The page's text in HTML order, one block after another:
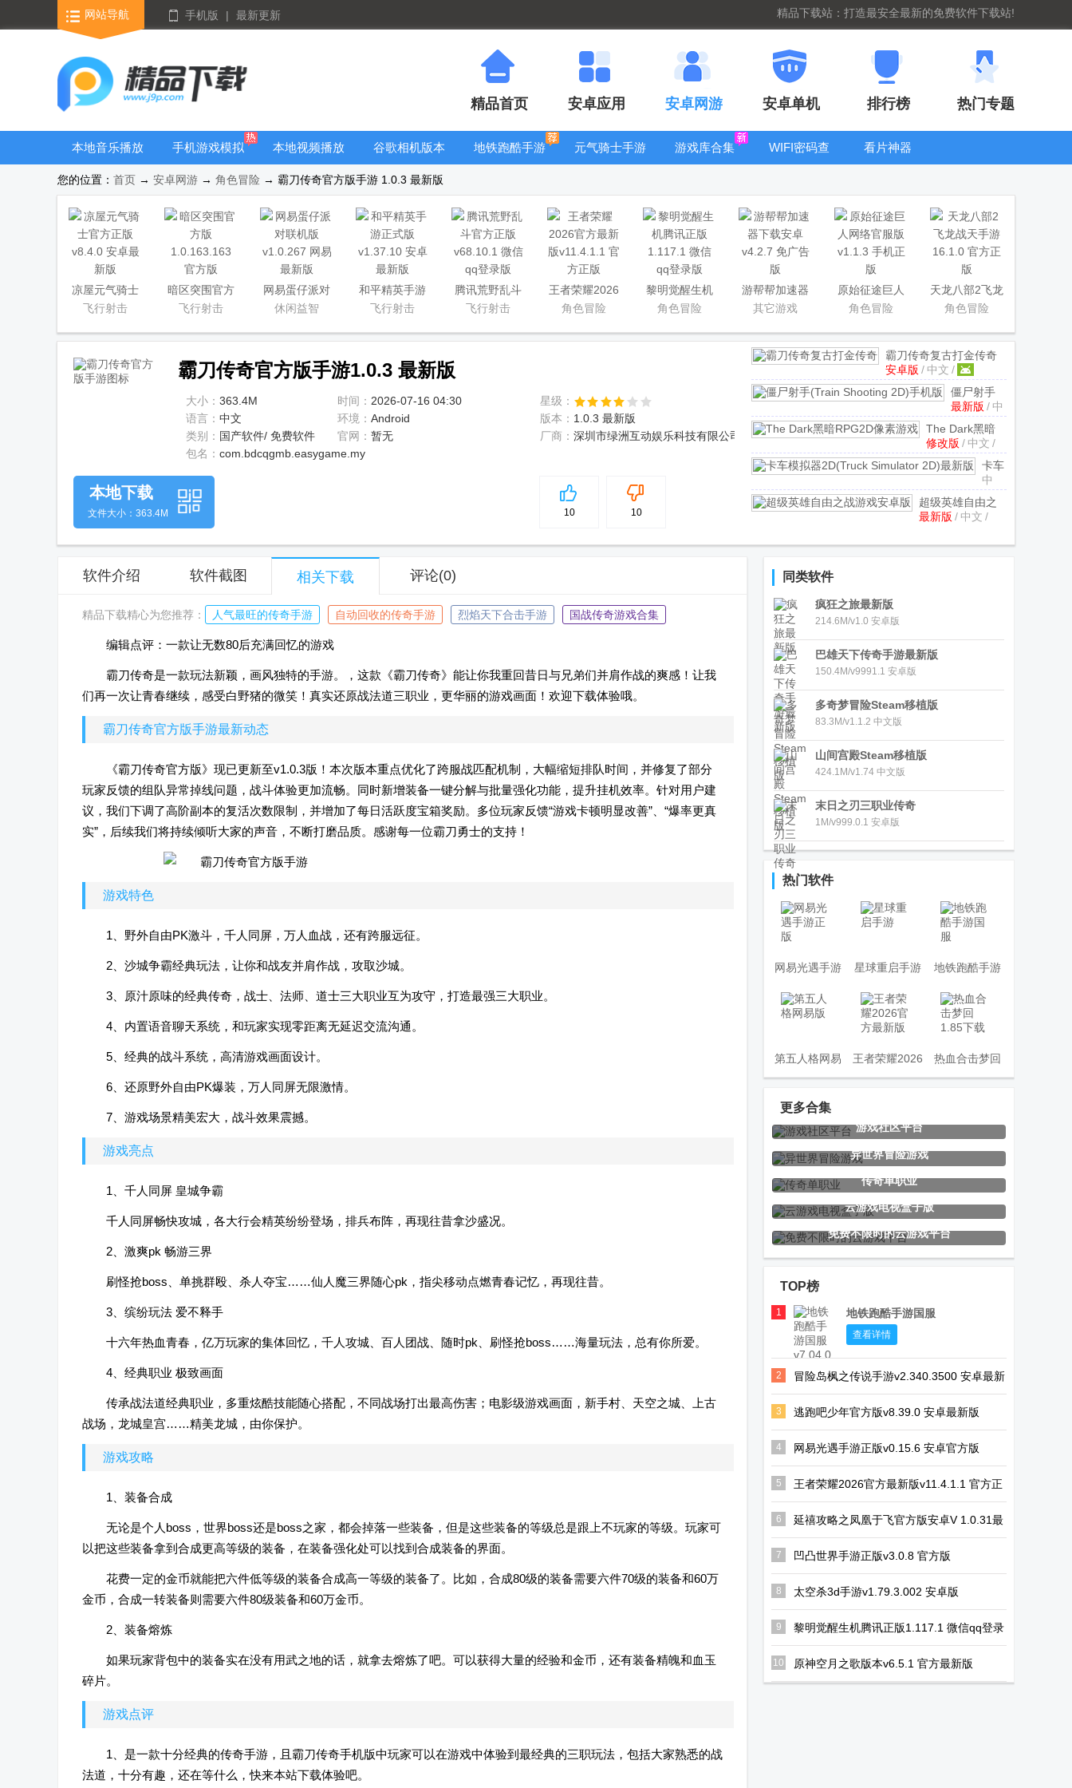
网站导航 手机版 | 最新更新 精品下载站：打造最安全最新的免费软件下载站!
精品首页 安卓应用 安卓网游 安卓单机 排行榜 热门专题
本地音乐播放
手机游戏模拟
本地视频播放
谷歌相机版本
地铁跑酷手游
元气骑士手游
游戏库合集
WIFI密码查
看片神器
您的位置： 首页 → 安卓网游 → 角色冒险 → 霸刀传奇官方版手游 1.0.3 最新版
凉屋元气骑士
官方正版
飞行射击
暗区突围官方
版
飞行射击
网易蛋仔派对
联机版
休闲益智
和平精英手游
正式版
飞行射击
腾讯荒野乱斗
官方正版
飞行射击
王者荣耀2026
官方最新版
角色冒险
黎明觉醒生机
腾讯正版
角色冒险
游帮帮加速器
下载安卓
其它游戏
原始征途巨人
网络官服版
角色冒险
天龙八部2飞龙
战天手游
角色冒险
霸刀传奇官方版手游1.0.3 最新版
大小： 363.4M 时间： 2026-07-16 04:30
星级：
语言： 中文 环境： Android 版本： 1.0.3 最新版
类别： 国产软件/ 免费软件 官网： 暂无 厂商： 深圳市绿洲互动娱乐科技有限公司
包名： com.bdcqgmb.easygame.my
霸刀传奇复古打金传奇
1.0.3 安卓版
安卓版 / 中文 /
僵尸射手
(Train
Shooting
2D)手机版
v1.5 最新
版
最新版 / 中
文/
The Dark黑暗
RPG2D像素游
戏2.0.2 内置修
改器
修改版 / 中文 /
卡车
模拟
器
2D(Truck
2D)
中
文 /
超级英雄自由之
战游戏安卓版
最新版 / 中文 /
5
10 10
本地下载
文件大小：363.4M
软件介绍 软件截图 相关下载 评论(0)
精品下载精心为您推荐： 人气最旺的传奇手游 自动回收的传奇手游 烈焰天下合击手游 国战传奇游戏合集
编辑点评：一款让无数80后充满回忆的游戏
霸刀传奇是一款玩法新颖，画风独特的手游。，这款《霸刀传奇》能让你我重回昔日与兄弟们并肩作战的爽感！让我
们再一次让青春继续，感受白野猪的微笑！真实还原战法道三职业，更华丽的游戏画面！欢迎下载体验哦。
霸刀传奇官方版手游最新动态
《霸刀传奇官方版》现已更新至v1.0.3版！本次版本重点优化了跨服战匹配机制，大幅缩短排队时间，并修复了部分
玩家反馈的组队异常掉线问题，战斗体验更加流畅。同时新增装备一键分解与批量强化功能，提升挂机效率。针对用户建
议，我们下调了高阶副本的复活次数限制，并增加了每日活跃度宝箱奖励。多位玩家反馈“游戏卡顿明显改善”、“爆率更真
实”，后续我们将持续倾听大家的声音，不断打磨品质。感谢每一位霸刀勇士的支持！
游戏特色
1、野外自由PK激斗，千人同屏，万人血战，还有跨服远征。
2、沙城争霸经典玩法，让你和战友并肩作战，攻取沙城。
3、原汁原味的经典传奇，战士、法师、道士三大职业互为攻守，打造最强三大职业。
4、内置语音聊天系统，和玩家实现零距离无延迟交流沟通。
5、经典的战斗系统，高清游戏画面设计。
6、还原野外自由PK爆装，万人同屏无限激情。
7、游戏场景精美宏大，战斗效果震撼。
游戏亮点
1、千人同屏 皇城争霸
千人同屏畅快攻城，各大行会精英纷纷登场，排兵布阵，再现往昔拿沙盛况。
2、激爽pk 畅游三界
刷怪抢boss、单挑群殴、杀人夺宝……仙人魔三界随心pk，指尖移动点燃青春记忆，再现往昔。
3、缤纷玩法 爱不释手
十六年热血青春，亿万玩家的集体回忆，千人攻城、百人团战、随时pk、刷怪抢boss……海量玩法，总有你所爱。
4、经典职业 极致画面
传承战法道经典职业，多重炫酷技能随心搭配，不同战场打出最高伤害；电影级游戏画面，新手村、天空之城、上古
战场，龙城皇宫……精美龙城，由你保护。
游戏攻略
1、装备合成
无论是个人boss，世界boss还是boss之家，都会掉落一些装备，但是这些装备的等级总是跟上不玩家的等级。玩家可
以把这些装备拿到合成更高等级的装备，在装备强化处可以找到合成装备的界面。
花费一定的金币就能把六件低等级的装备合成高一等级的装备了。比如，合成80级的装备需要六件70级的装备和60万
金币，合成一转装备则需要六件80级装备和60万金币。
2、装备熔炼
如果玩家背包中的装备实在没有用武之地的话，就拿去熔炼了吧。可以获得大量的经验和金币，还有装备精魄和血玉
碎片。
游戏点评
1、是一款十分经典的传奇手游，且霸刀传奇手机版中玩家可以在游戏中体验到最经典的三职玩法，包括大家熟悉的战
法道，十分有趣，还在等什么，快来本站下载体验吧。
同类软件
疯狂之旅最新版
214.6M/v1.0 安卓版
巴雄天下传奇手游最新版
150.4M/v9991.1 安卓版
多奇梦冒险Steam移植版
83.3M/v1.1.2 中文版
山间宫殿Steam移植版
424.1M/v1.74 中文版
末日之刃三职业传奇
1M/v999.0.1 安卓版
热门软件
网易光遇手游
正版
星球重启手游
地铁跑酷手游
国服
第五人格网易
版
王者荣耀2026
官方最新版
热血合击梦回
1.85下载
影魔传说手游
汉家江湖先行
双人成行大冒
三国杀十周年
版
GBA模拟器
矮人军团自走
PS3模拟器第
三方版RPCSX
汉化版
91搜游soyo
app官方最新
版
Mantis
Gamepad Pro
三國殺比赛版
安装包
斗手机模拟器
版
更多合集
游戏社区平台
异世界冒险游戏
传奇单职业
云游戏电视盒子版
免费不限时的云游戏平台
TOP榜
1 地铁跑酷手游国服
查看详情
2
冒险岛枫之传说手游v2.340.3500 安卓最新
版
3 逃跑吧少年官方版v8.39.0 安卓最新版
4 网易光遇手游正版v0.15.6 安卓官方版
5
王者荣耀2026官方最新版v11.4.1.1 官方正
版
6
延禧攻略之凤凰于飞官方版安卓V 1.0.31最
新版
7 凹凸世界手游正版v3.0.8 官方版
8 太空杀3d手游v1.79.3.002 安卓版
9
黎明觉醒生机腾讯正版1.117.1 微信qq登录
版
10 原神空月之歌版本v6.5.1 官方最新版